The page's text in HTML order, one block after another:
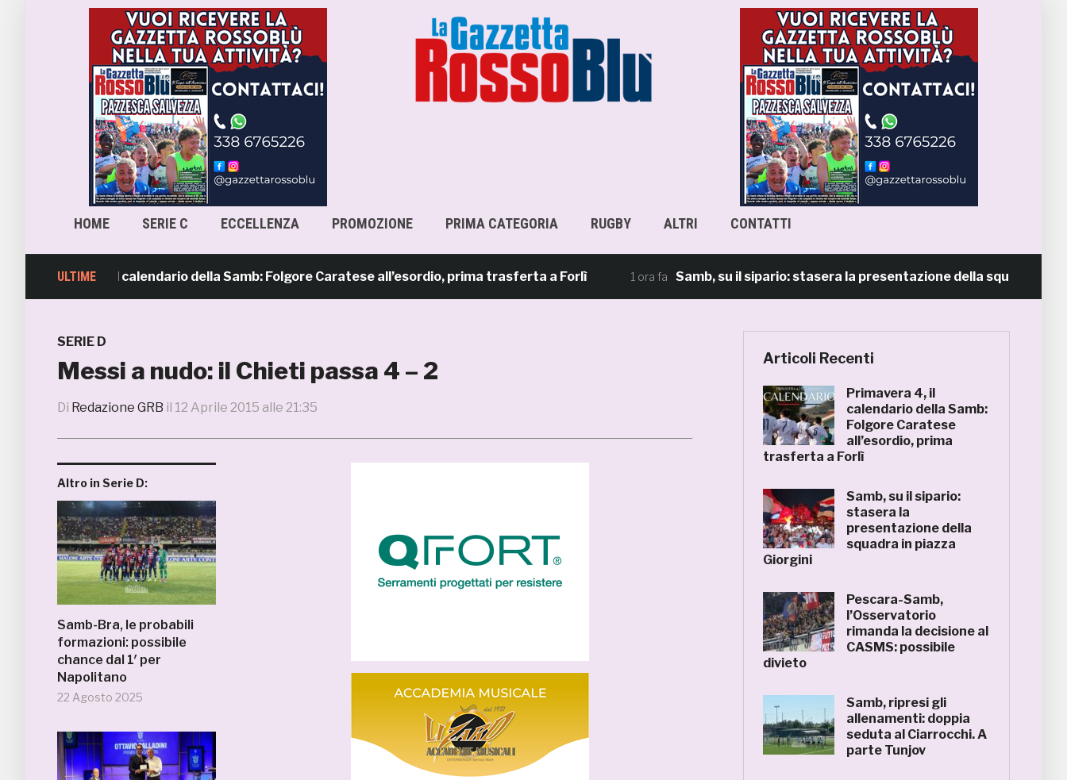
HOME SERIE C ECCELLENZA PROMOZIONE PRIMA CATEGORIA RUGBY ALTRI CONTATTI
ULTIME
4, il calendario della Samb: Folgore Caratese all’esordio, prima trasferta a Forlì Samb, su il sipario: stasera la presentazione della squadra in piazza
SERIE D
Messi a nudo: il Chieti passa 4 – 2
Di Redazione GRB il 12 Aprile 2015 alle 21:35
Altro in Serie D:
Samb-Bra, le probabili
formazioni: possibile
chance dal 1′ per
Napolitano
22 Agosto 2025
Articoli Recenti
Primavera 4, il
calendario della Samb:
Folgore Caratese
all’esordio, prima
trasferta a Forlì
Samb, su il sipario:
stasera la
presentazione della
squadra in piazza
Giorgini
Pescara-Samb,
l’Osservatorio
rimanda la decisione al
CASMS: possibile
divieto
Samb, ripresi gli
allenamenti: doppia
seduta al Ciarrocchi. A
parte Tunjov